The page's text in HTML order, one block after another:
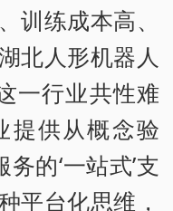
训练成本高、
北人形机器人
一行业共性难
提供从概念验
的‘一站式’支
平台化思维，